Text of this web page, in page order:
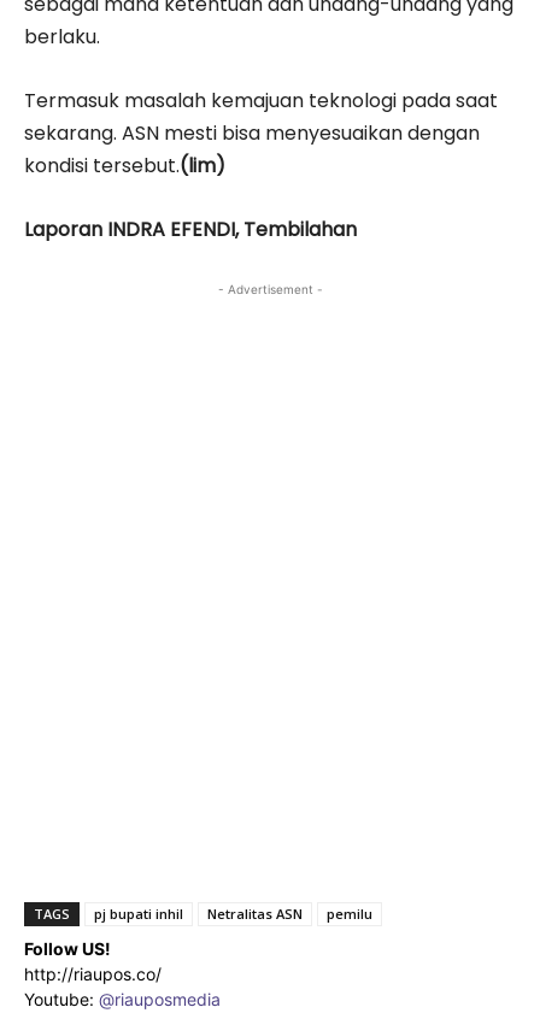
berlaku.
Termasuk masalah kemajuan teknologi pada saat
sekarang. ASN mesti bisa menyesuaikan dengan
kondisi tersebut.(lim)
Laporan INDRA EFENDI, Tembilahan
- Advertisement -
TAGS pj bupati inhil Netralitas ASN pemilu
Follow US!
http://riaupos.co/
Youtube: @riauposmedia